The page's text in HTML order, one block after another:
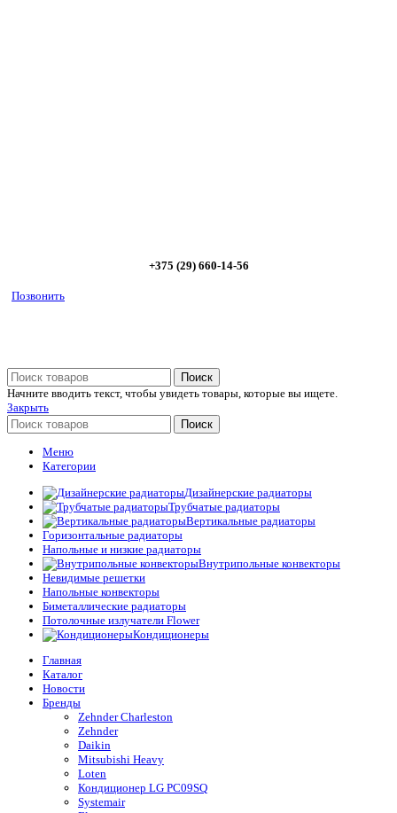
+375 (29) 660-14-56
Позвонить
Поиск
Начните вводить текст, чтобы увидеть товары, которые вы ищете.
Закрыть
Поиск
Меню
Категории
Дизайнерские радиаторы
Трубчатые радиаторы
Вертикальные радиаторы
Горизонтальные радиаторы
Напольные и низкие радиаторы
Внутрипольные конвекторы
Невидимые решетки
Напольные конвекторы
Биметаллические радиаторы
Потолочные излучатели Flower
Кондиционеры
Главная
Каталог
Новости
Бренды
Zehnder Charleston
Zehnder
Daikin
Mitsubishi Heavy
Loten
Кондиционер LG PC09SQ
Systemair